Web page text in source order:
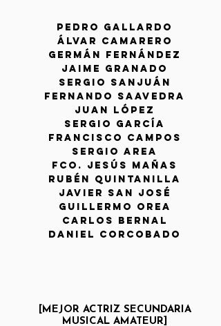
[MEJOR ACTRIZ SECUNDARIA
MUSICAL AMATEUR]
PEDRO GALLARDO
ÁLVAR CAMARERO
GERMÁN FERNÁNDEZ
JAIME GRANADO
SERGIO SANJUÁN
FERNANDO SAAVEDRA
juan lópez
SERGIO GARCÍA
FRANCISCO CAMPOS
SERGIO AREA
FCO. JESÚS MAÑAS
Rubén Quintanilla
Javier San josé
GUILLERMO OREA
Carlos Bernal
DANIEL CORCOBADO